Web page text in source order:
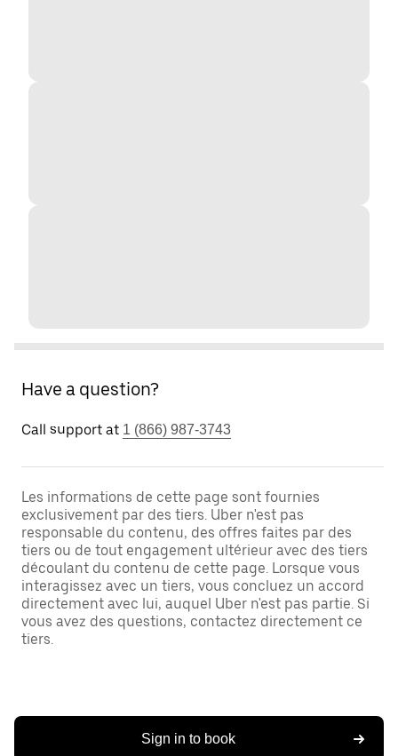
Have a question?
Call support at 1 (866) 987-3743
Les informations de cette page sont fournies
exclusivement par des tiers. Uber n'est pas
responsable du contenu, des offres faites par des
tiers ou de tout engagement ultérieur avec des tiers
découlant du contenu de cette page. Lorsque vous
interagissez avec un tiers, vous concluez un accord
directement avec lui, auquel Uber n'est pas partie. Si
vous avez des questions, contactez directement ce
tiers.
Sign in to book